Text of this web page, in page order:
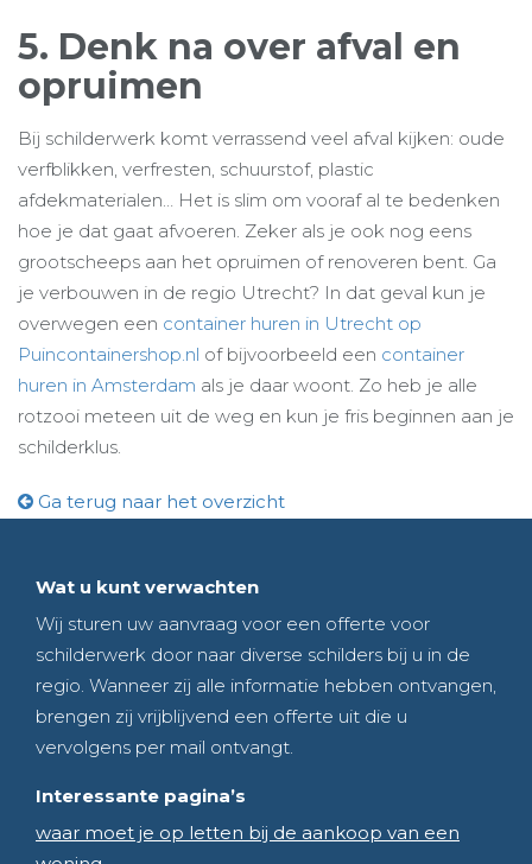
5. Denk na over afval en
opruimen
Bij schilderwerk komt verrassend veel afval kijken: oude
verfblikken, verfresten, schuurstof, plastic
afdekmaterialen… Het is slim om vooraf al te bedenken
hoe je dat gaat afvoeren. Zeker als je ook nog eens
grootscheeps aan het opruimen of renoveren bent. Ga
je verbouwen in de regio Utrecht? In dat geval kun je
overwegen een container huren in Utrecht op
Puincontainershop.nl of bijvoorbeeld een container
huren in Amsterdam als je daar woont. Zo heb je alle
rotzooi meteen uit de weg en kun je fris beginnen aan je
schilderklus.
Ga terug naar het overzicht
Wat u kunt verwachten
Wij sturen uw aanvraag voor een offerte voor
schilderwerk door naar diverse schilders bij u in de
regio. Wanneer zij alle informatie hebben ontvangen,
brengen zij vrijblijvend een offerte uit die u
vervolgens per mail ontvangt.
Interessante pagina’s
waar moet je op letten bij de aankoop van een